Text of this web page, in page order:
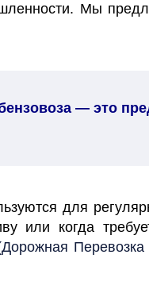
Мы
— это
для
или когда
Перевозка